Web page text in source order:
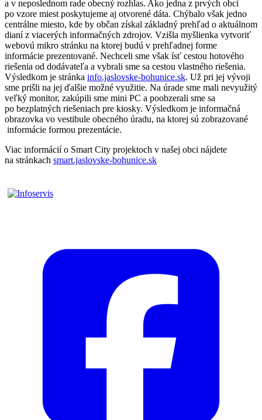
a v neposlednom rade obecný rozhlas. Ako jedna z prvých obcí
po vzore miest poskytujeme aj otvorené dáta. Chýbalo však jedno
centrálne miesto, kde by občan získal základný prehľad o aktuálnom
dianí z viacerých informačných zdrojov. Vzišla myšlienka vytvoriť
webovú mikro stránku na ktorej budú v prehľadnej forme
informácie prezentované. Nechceli sme však ísť cestou hotového
riešenia od dodávateľa a vybrali sme sa cestou vlastného riešenia.
Výsledkom je stránka info.jaslovske-bohunice.sk. Už pri jej vývoji
sme prišli na jej ďalšie možné využitie. Na úrade sme mali nevyužitý
veľký monitor, zakúpili sme mini PC a poobzerali sme sa
po bezplatných riešeniach pre kiosky. Výsledkom je informačná
obrazovka vo vestibule obecného úradu, na ktorej sú zobrazované
informácie formou prezentácie.
Viac informácií o Smart City projektoch v našej obci nájdete
na stránkach smart.jaslovske-bohunice.sk